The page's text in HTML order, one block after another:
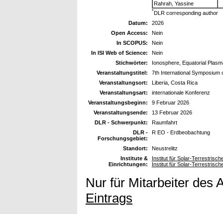
Rahrah, Yassine
*DLR corresponding author
Datum:
2026
Open Access:
Nein
In SCOPUS:
Nein
In ISI Web of Science:
Nein
Stichwörter:
Ionosphere, Equatorial
Veranstaltungstitel:
7th International Symposium
Veranstaltungsort:
Liberia, Costa Rica
Veranstaltungsart:
internationale Konferenz
Veranstaltungsbeginn:
9 Februar 2026
Veranstaltungsende:
13 Februar 2026
DLR - Schwerpunkt:
Raumfahrt
DLR -
Forschungsgebiet:
R EO - Erdbeobachtung
Standort:
Neustrelitz
Institute &
Einrichtungen:
Institut für Solar-
Institut für Solar-
Nur für Mitarbeiter des
Eintrags